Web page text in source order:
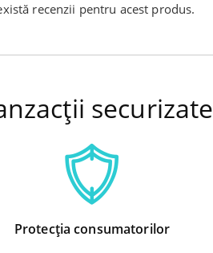
recenzii pentru acest produs.
securizate
Protecția consumatorilor